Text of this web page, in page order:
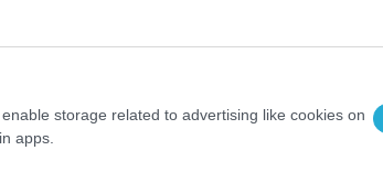
storage related to advertising like cookies on
apps.